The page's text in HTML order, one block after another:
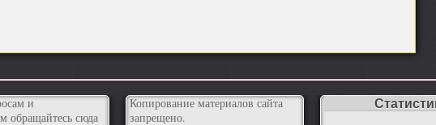
и
обращайтесь сюда
Копирование материалов сайта
запрещено.